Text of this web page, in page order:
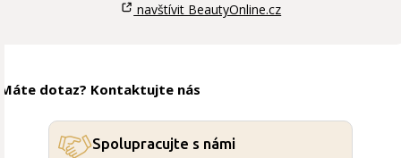
navštívit BeautyOnline.cz
Máte dotaz? Kontaktujte nás
Spolupracujte s námi